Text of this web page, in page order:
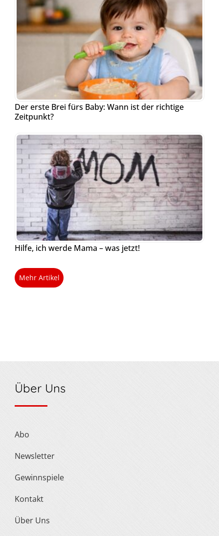
Der erste Brei fürs Baby: Wann ist der richtige
Zeitpunkt?
Hilfe, ich werde Mama – was jetzt!
Mehr Artikel
Über Uns
Abo
Newsletter
Gewinnspiele
Kontakt
Über Uns